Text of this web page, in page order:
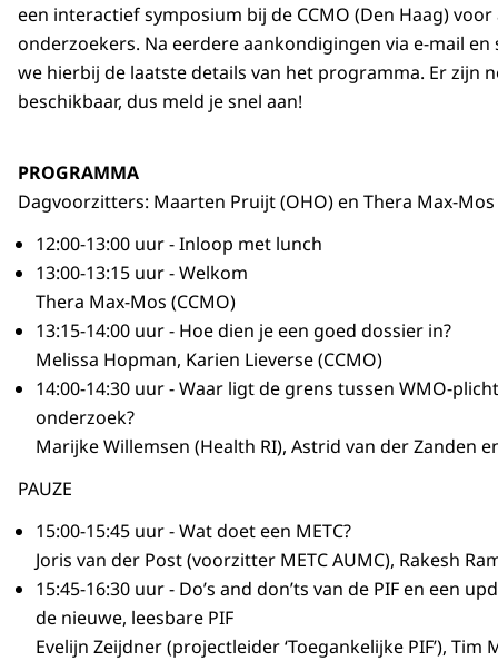
een interactief symposium bij de CCMO (Den Haag)
onderzoekers. Na eerdere aankondigingen via e-mail en
we hierbij de laatste details van het programma. Er zijn
beschikbaar, dus meld je snel aan!
PROGRAMMA
Dagvoorzitters: Maarten Pruijt (OHO) en Thera Max-Mos
12:00-13:00 uur - Inloop met lunch
13:00-13:15 uur - Welkom
Thera Max-Mos (CCMO)
13:15-14:00 uur - Hoe dien je een goed dossier in?
Melissa Hopman, Karien Lieverse (CCMO)
14:00-14:30 uur - Waar ligt de grens tussen WMO-
onderzoek?
Marijke Willemsen (Health RI), Astrid van der Zanden
PAUZE
15:00-15:45 uur - Wat doet een METC?
Joris van der Post (voorzitter METC AUMC), Rakesh
15:45-16:30 uur - Do’s and don’ts van de PIF en een
de nieuwe, leesbare PIF
Evelijn Zeijdner (projectleider ‘Toegankelijke PIF’),